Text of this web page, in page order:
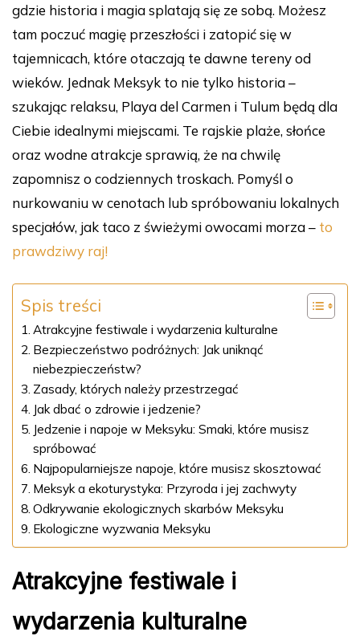
gdzie historia i magia splatają się ze sobą. Możesz
tam poczuć magię przeszłości i zatopić się w
tajemnicach, które otaczają te dawne tereny od
wieków. Jednak Meksyk to nie tylko historia –
szukając relaksu, Playa del Carmen i Tulum będą dla
Ciebie idealnymi miejscami. Te rajskie plaże, słońce
oraz wodne atrakcje sprawią, że na chwilę
zapomnisz o codziennych troskach. Pomyśl o
nurkowaniu w cenotach lub spróbowaniu lokalnych
specjałów, jak taco z świeżymi owocami morza – to
prawdziwy raj!
Spis treści
Atrakcyjne festiwale i wydarzenia kulturalne
Bezpieczeństwo podróżnych: Jak uniknąć
niebezpieczeństw?
Zasady, których należy przestrzegać
Jak dbać o zdrowie i jedzenie?
Jedzenie i napoje w Meksyku: Smaki, które musisz
spróbować
Najpopularniejsze napoje, które musisz skosztować
Meksyk a ekoturystyka: Przyroda i jej zachwyty
Odkrywanie ekologicznych skarbów Meksyku
Ekologiczne wyzwania Meksyku
Atrakcyjne festiwale i
wydarzenia kulturalne